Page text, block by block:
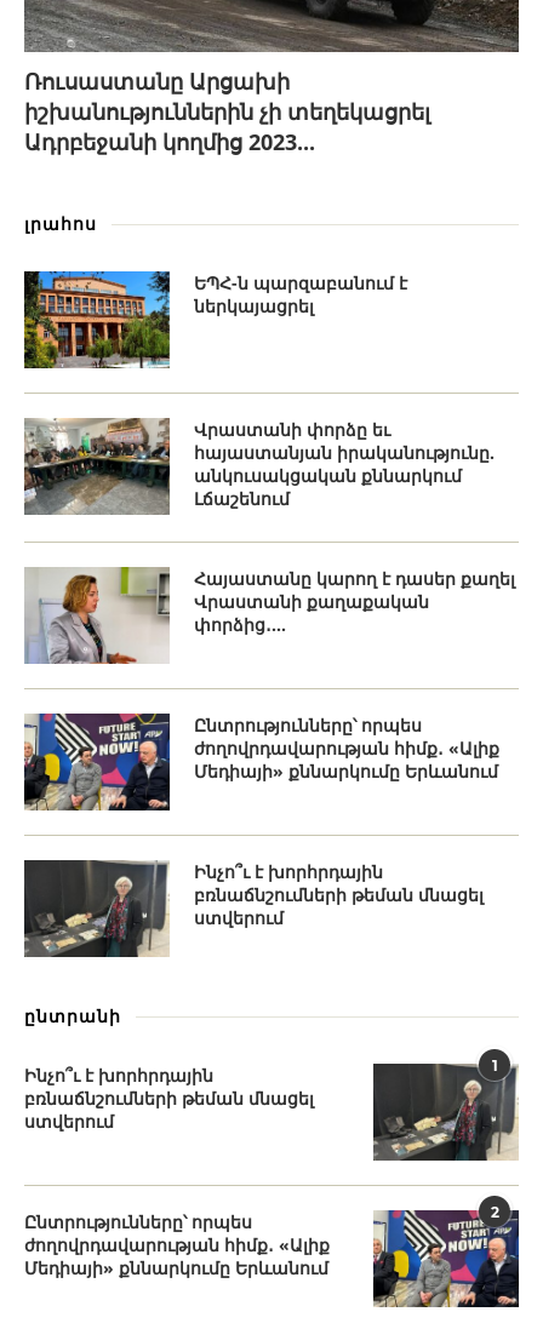
Ռուսաստանը Արցախի
իշխանություններին չի տեղեկացրել
Ադրբեջանի կողմից 2023...
լրահոս
ԵՊՀ-ն պարզաբանում է
ներկայացրել
Վրաստանի փորձը եւ
հայաստանյան իրականությունը.
անկուսակցական քննարկում
Լճաշենում
Հայաստանը կարող է դասեր քաղել
Վրաստանի քաղաքական
փորձից․...
Ընտրությունները՝ որպես
ժողովրդավարության հիմք․ «Ալիք
Մեդիայի» քննարկումը Երևանում
Ինչո՞ւ է խորհրդային
բռնաճնշումների թեման մնացել
ստվերում
ընտրանի
1
Ինչո՞ւ է խորհրդային
բռնաճնշումների թեման մնացել
ստվերում
2
Ընտրությունները՝ որպես
ժողովրդավարության հիմք․ «Ալիք
Մեդիայի» քննարկումը Երևանում